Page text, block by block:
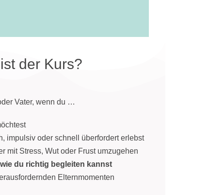
der Kurs?
Vater, wenn du …
impulsiv oder schnell überfordert erlebst
mit Stress, Wut oder Frust umzugehen
wie du richtig begleiten kannst
Elternmomenten